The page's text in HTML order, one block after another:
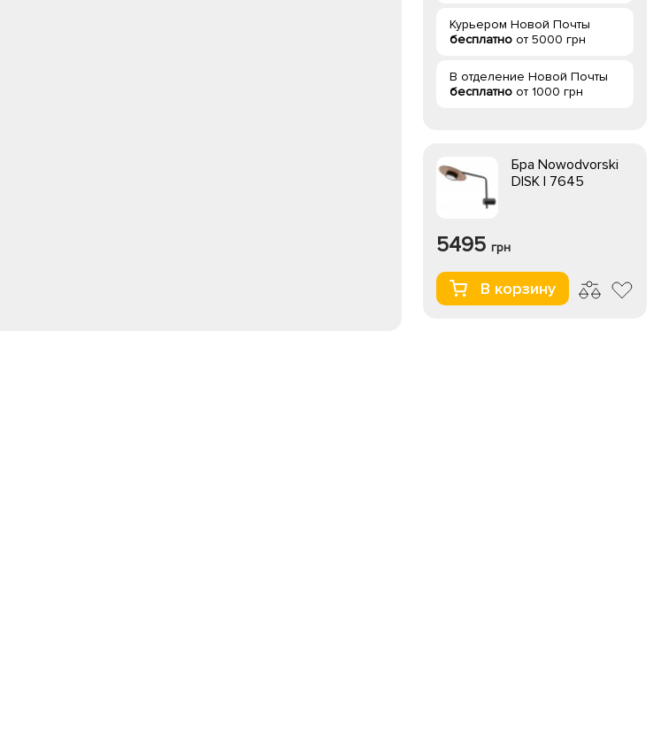
Курьером Новой Почты
бесплатно от 5000 грн
В отделение Новой Почты
бесплатно от 1000 грн
Бра Nowodvorski
DISK I 7645
5495 грн
В корзину